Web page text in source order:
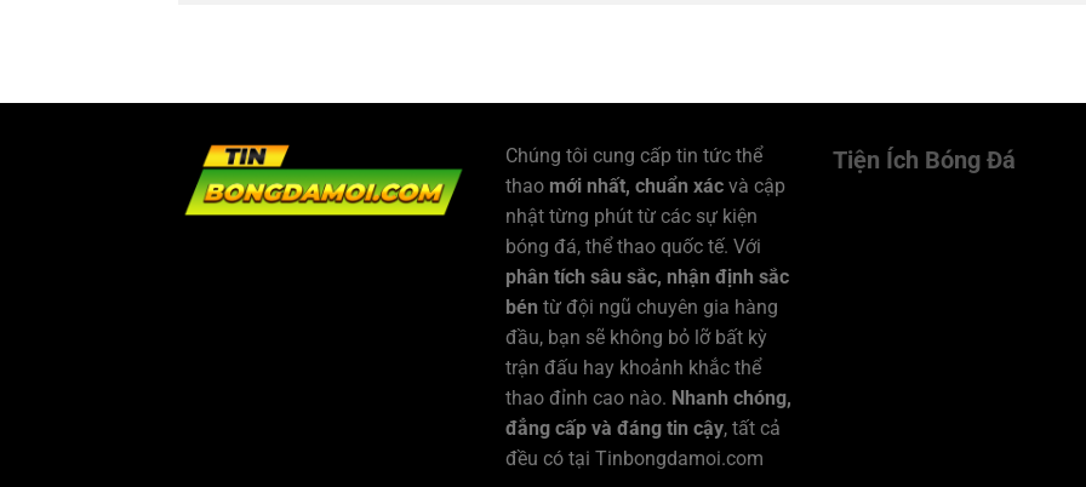
Chúng tôi cung cấp tin tức thể
thao mới nhất, chuẩn xác và cập
nhật từng phút từ các sự kiện
bóng đá, thể thao quốc tế. Với
phân tích sâu sắc, nhận định sắc
bén từ đội ngũ chuyên gia hàng
đầu, bạn sẽ không bỏ lỡ bất kỳ
trận đấu hay khoảnh khắc thể
thao đỉnh cao nào. Nhanh chóng,
đẳng cấp và đáng tin cậy, tất cả
đều có tại Tinbongdamoi.com
Tiện Ích Bóng Đá